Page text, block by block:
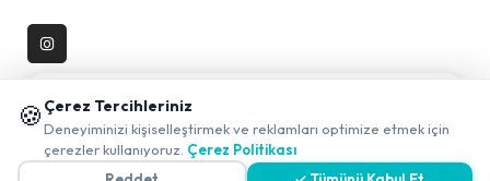
🍪 Çerez Tercihleriniz
Deneyiminizi kişiselleştirmek ve reklamları optimize etmek için
çerezler kullanıyoruz. Çerez Politikası
📱 Mobil uygulamamızı keşfedin!
✖